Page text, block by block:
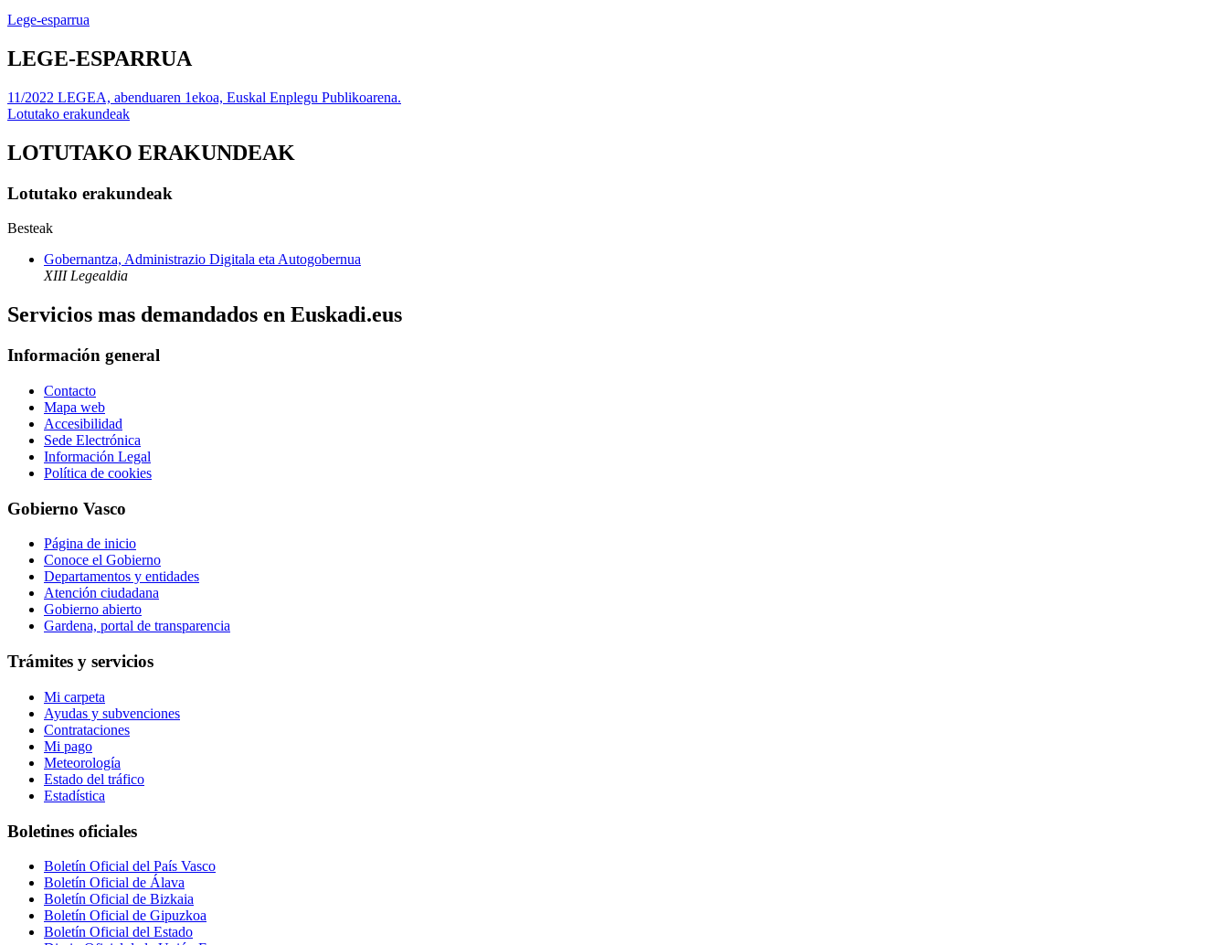
Lege-esparrua
LEGE-ESPARRUA
11/2022 LEGEA, abenduaren 1ekoa, Euskal Enplegu Publikoarena.
Lotutako erakundeak
LOTUTAKO ERAKUNDEAK
Lotutako erakundeak
Besteak
Gobernantza, Administrazio Digitala eta Autogobernua
XIII Legealdia
Servicios mas demandados en Euskadi.eus
Información general
Contacto
Mapa web
Accesibilidad
Sede Electrónica
Información Legal
Política de cookies
Gobierno Vasco
Página de inicio
Conoce el Gobierno
Departamentos y entidades
Atención ciudadana
Gobierno abierto
Gardena, portal de transparencia
Trámites y servicios
Mi carpeta
Ayudas y subvenciones
Contrataciones
Mi pago
Meteorología
Estado del tráfico
Estadística
Boletines oficiales
Boletín Oficial del País Vasco
Boletín Oficial de Álava
Boletín Oficial de Bizkaia
Boletín Oficial de Gipuzkoa
Boletín Oficial del Estado